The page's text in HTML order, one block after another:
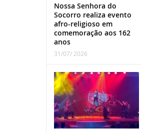
Nossa Senhora do
Socorro realiza evento
afro-religioso em
comemoração aos 162
anos
31/07/ 2026